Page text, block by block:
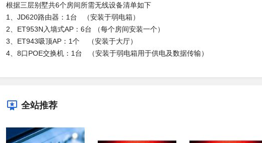
根据三层别墅共6个房间所需无线设备清单如下
1、JD620路由器：1台 （安装于弱电箱）
2、ET953N入墙式AP：6台 （每个房间安装一个）
3、ET943吸顶AP：1个 （安装于大厅）
4、8口POE交换机：1台 （安装于弱电箱用于供电及数据传输）
全站推荐